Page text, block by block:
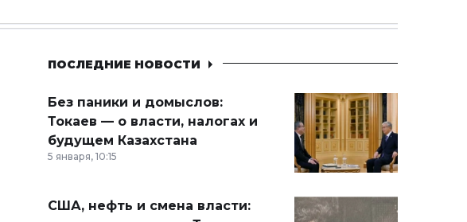
ПОСЛЕДНИЕ НОВОСТИ
Без паники и домыслов:
Токаев — о власти, налогах и
будущем Казахстана
5 января, 10:15
США, нефть и смена власти: